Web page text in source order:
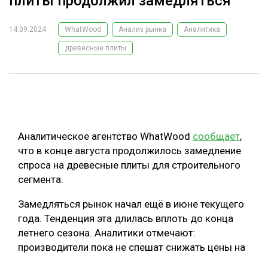
ЛЕСНОЕ ХОЗЯЙСТВО
ЛЕСОЗАГОТОВКА
БИОЭНЕРГЕТИКА
ЛЕСОВОССТАНОВЛЕНИЕ И ЗАЩИТА
ЛОГИСТИКА
ПРОИЗВОДСТВО ДРЕВЕСНЫХ ПЛИТ
14.09.2024 WhatWood Анализ рынка Аналитика
древесные плиты
Аналитическое агентство WhatWood сообщает,
что в конце августа продолжилось замедление
спроса на древесные плиты для строительного
сегмента.
Замедляться рынок начал ещё в июне текущего
года. Тенденция эта длилась вплоть до конца
летнего сезона. Аналитики отмечают:
производители пока не спешат снижать цены на